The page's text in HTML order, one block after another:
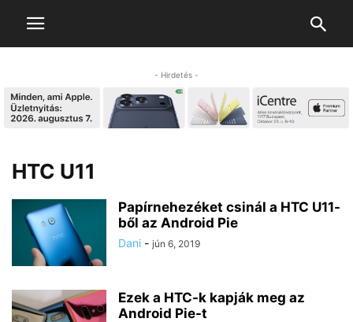
- Hirdetés -
HTC U11
Papírnehezéket csinál a HTC U11-
ből az Android Pie
Dani - jún 6, 2019
Ezek a HTC-k kapják meg az
Android Pie-t